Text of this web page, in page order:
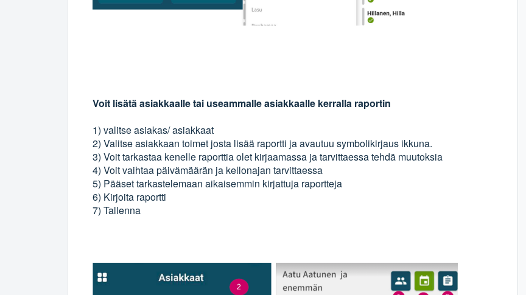
Voit lisätä asiakkaalle tai useammalle asiakkaalle kerralla raportin
1) valitse asiakas/ asiakkaat
2) Valitse asiakkaan toimet josta lisää raportti ja avautuu symbolikirjaus ikkuna.
3) Voit tarkastaa kenelle raporttia olet kirjaamassa ja tarvittaessa tehdä muutoksia
4) Voit vaihtaa päivämäärän ja kellonajan tarvittaessa
5) Pääset tarkastelemaan aikaisemmin kirjattuja raportteja
6) Kirjoita raportti
7) Tallenna